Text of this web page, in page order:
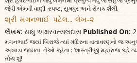
જેવી એમની વાણી. સ્પષ્ટ, સુમધુર અને રોચક શૈલી.
શ્રી મગનભાઈ પટેલ... લેખ-૨
લેખક: સાધુ અક્ષરવત્સલદાસ Published On:
મગનભાઈ જ્યાં બિરાજે ત્યાં મંદિરના વાતાવરણનો જ
અખાડા જામતા. તેઓ કહેતા : ‘શાસ્ત્રીજી મહારાજ કહે
તોય શું!